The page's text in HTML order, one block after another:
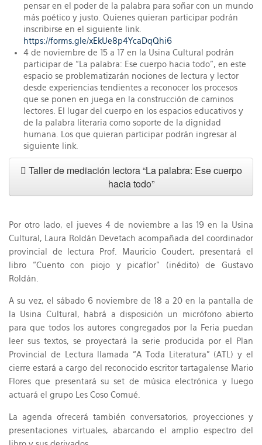
pensar en el poder de la palabra para soñar con un mundo
más poético y justo. Quienes quieran participar podrán
inscribirse en el siguiente link.
https://forms.gle/xEkUe8p4YcaDqQhi6
4 de noviembre de 15 a 17 en la Usina Cultural podrán
participar de “La palabra: Ese cuerpo hacia todo”, en este
espacio se problematizarán nociones de lectura y lector
desde experiencias tendientes a reconocer los procesos
que se ponen en juega en la construcción de caminos
lectores. El lugar del cuerpo en los espacios educativos y
de la palabra literaria como soporte de la dignidad
humana. Los que quieran participar podrán ingresar al
siguiente link.
Taller de mediación lectora “La palabra: Ese cuerpo
hacia todo”
Por otro lado, el jueves 4 de noviembre a las 19 en la Usina
Cultural, Laura Roldán Devetach acompañada del coordinador
provincial de lectura Prof. Mauricio Coudert, presentará el
libro “Cuento con piojo y picaflor” (inédito) de Gustavo
Roldán.
A su vez, el sábado 6 noviembre de 18 a 20 en la pantalla de
la Usina Cultural, habrá a disposición un micrófono abierto
para que todos los autores congregados por la Feria puedan
leer sus textos, se proyectará la serie producida por el Plan
Provincial de Lectura llamada “A Toda Literatura” (ATL) y el
cierre estará a cargo del reconocido escritor tartagalense Mario
Flores que presentará su set de música electrónica y luego
actuará el grupo Les Coso Comué.
La agenda ofrecerá también conversatorios, proyecciones y
presentaciones virtuales, abarcando el amplio espectro del